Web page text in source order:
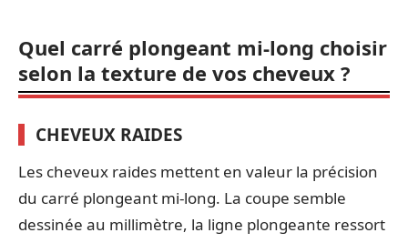
Quel carré plongeant mi-long choisir
selon la texture de vos cheveux ?
CHEVEUX RAIDES
Les cheveux raides mettent en valeur la précision
du carré plongeant mi-long. La coupe semble
dessinée au millimètre, la ligne plongeante ressort